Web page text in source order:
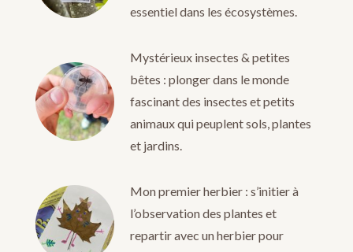
essentiel dans les écosystèmes.
Mystérieux insectes & petites
bêtes : plonger dans le monde
fascinant des insectes et petits
animaux qui peuplent sols, plantes
et jardins.
Mon premier herbier : s’initier à
l’observation des plantes et
repartir avec un herbier pour